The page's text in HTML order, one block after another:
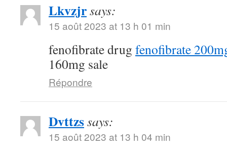
Lkvzjrsays:
15 août 2023 at 13 h 01 min
fenofibrate drug fenofibrate
160mg sale
Répondre
Dvttzssays:
15 août 2023 at 13 h 04 min